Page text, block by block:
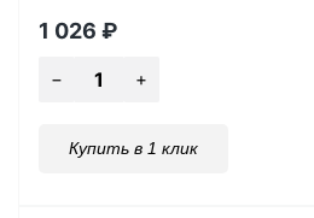
1 026 ₽
Купить в 1 клик